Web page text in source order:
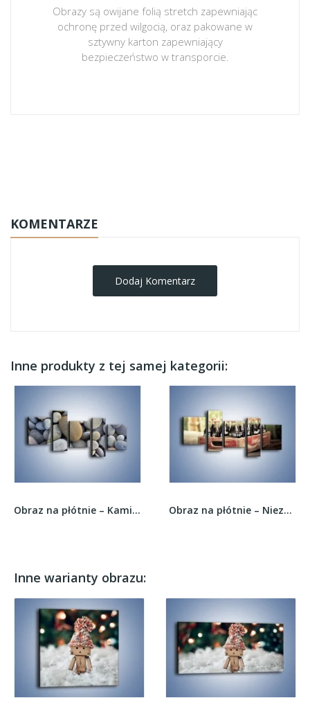
Obrazy są owijane folią stretch zapewniając
ochronę przed wilgocią, oraz pakowane w
sztywny karton zapewniający
bezpieczeństwo w transporcie.
KOMENTARZE
Dodaj Komentarz
Inne produkty z tej samej kategorii:
Obraz na płótnie – Kamienie duże i małe –... Obraz na płótnie – Niezapomniany smak coca-coli...
Inne warianty obrazu: